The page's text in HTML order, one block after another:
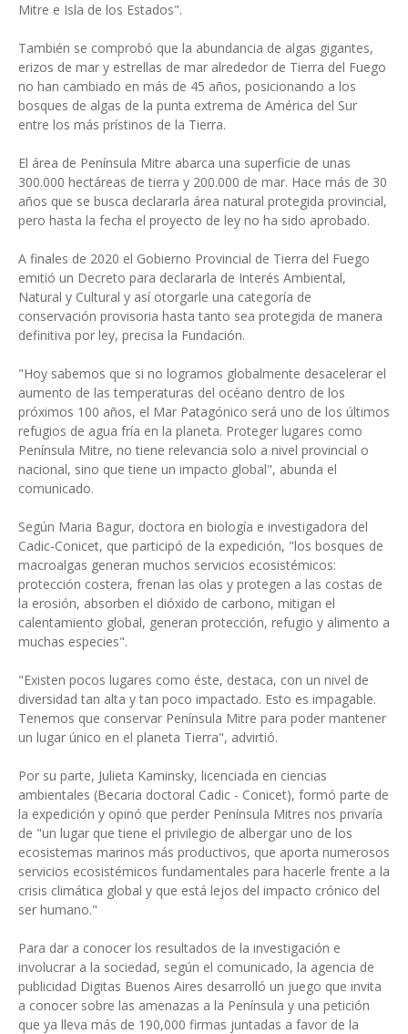
Mitre e Isla de los Estados".
También se comprobó que la abundancia de algas gigantes,
erizos de mar y estrellas de mar alrededor de Tierra del Fuego
no han cambiado en más de 45 años, posicionando a los
bosques de algas de la punta extrema de América del Sur
entre los más prístinos de la Tierra.
El área de Península Mitre abarca una superficie de unas
300.000 hectáreas de tierra y 200.000 de mar. Hace más de 30
años que se busca declararla área natural protegida provincial,
pero hasta la fecha el proyecto de ley no ha sido aprobado.
A finales de 2020 el Gobierno Provincial de Tierra del Fuego
emitió un Decreto para declararla de Interés Ambiental,
Natural y Cultural y así otorgarle una categoría de
conservación provisoria hasta tanto sea protegida de manera
definitiva por ley, precisa la Fundación.
"Hoy sabemos que si no logramos globalmente desacelerar el
aumento de las temperaturas del océano dentro de los
próximos 100 años, el Mar Patagónico será uno de los últimos
refugios de agua fría en la planeta. Proteger lugares como
Península Mitre, no tiene relevancia solo a nivel provincial o
nacional, sino que tiene un impacto global", abunda el
comunicado.
Según Maria Bagur, doctora en biología e investigadora del
Cadic-Conicet, que participó de la expedición, "los bosques de
macroalgas generan muchos servicios ecosistémicos:
protección costera, frenan las olas y protegen a las costas de
la erosión, absorben el dióxido de carbono, mitigan el
calentamiento global, generan protección, refugio y alimento a
muchas especies".
"Existen pocos lugares como éste, destaca, con un nivel de
diversidad tan alta y tan poco impactado. Esto es impagable.
Tenemos que conservar Península Mitre para poder mantener
un lugar único en el planeta Tierra", advirtió.
Por su parte, Julieta Kaminsky, licenciada en ciencias
ambientales (Becaria doctoral Cadic - Conicet), formó parte de
la expedición y opinó que perder Península Mitres nos privaría
de "un lugar que tiene el privilegio de albergar uno de los
ecosistemas marinos más productivos, que aporta numerosos
servicios ecosistémicos fundamentales para hacerle frente a la
crisis climática global y que está lejos del impacto crónico del
ser humano."
Para dar a conocer los resultados de la investigación e
involucrar a la sociedad, según el comunicado, la agencia de
publicidad Digitas Buenos Aires desarrolló un juego que invita
a conocer sobre las amenazas a la Península y una petición
que ya lleva más de 190,000 firmas juntadas a favor de la